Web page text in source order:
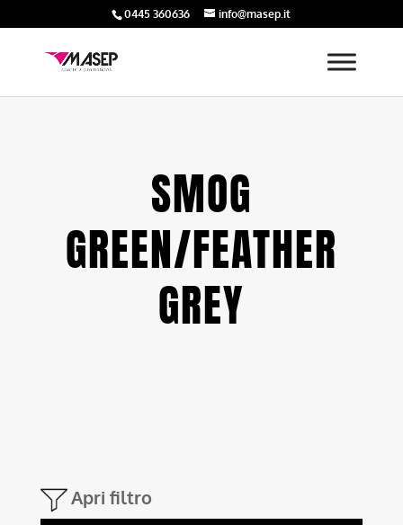
0445 360636 info@masep.it
SMOG
GREEN/FEATHER
GREY
Apri filtro